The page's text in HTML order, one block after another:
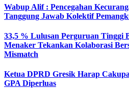
Wabup Alif : Pencegahan
Tanggung Jawab Kolektif
33,5 % Lulusan Perguruan Tinggi
Menaker Tekankan Kolaborasi
Mismatch
Ketua DPRD Gresik Harap
GPA Diperluas